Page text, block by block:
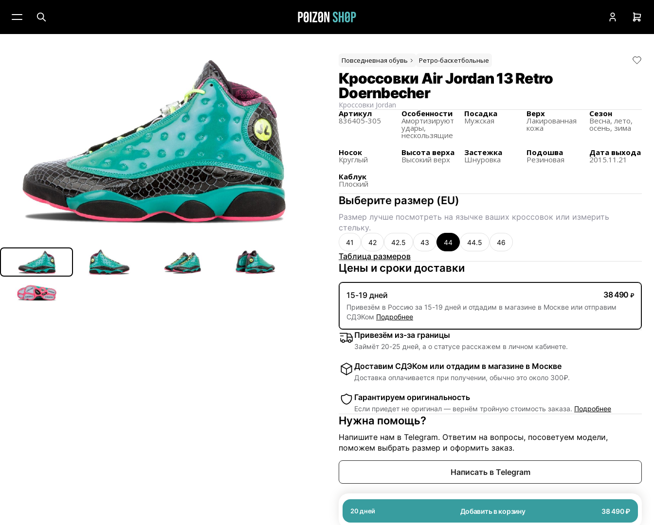
Повседневная обувь Ретро-баскетбольные
Кроссовки Air Jordan 13 Retro
Doernbecher
Кроссовки Jordan
Артикул
836405-305
Особенности
Амортизируют
удары,
нескользящиe
Посадка
Мужская
Верх
Лакированная
кожа
Сезон
Весна, лето,
осень, зима
Носок
Круглый
Высота верха
Высокий верх
Застежка
Шнуровка
Подошва
Резиновая
Дата выхода
2015.11.21
Каблук
Плоский
Выберите размер (EU)
Размер лучше посмотреть на язычке ваших кроссовок или измерить
стельку.
41 42 42.5 43 44 44.5 46
Таблица размеров
Цены и сроки доставки
15-19 дней 38 490 ₽
Привезём в Россию за 15-19 дней и отдадим в магазине в Москве или отправим
СДЭКом Подробнее
Привезём из-за границы
Займёт 20-25 дней, а о статусе расскажем в личном кабинете.
Доставим СДЭКом или отдадим в магазине в Москве
Доставка оплачивается при получении, обычно это около 300₽.
Гарантируем оригинальность
Если приедет не оригинал — вернём тройную стоимость заказа. Подробнее
Нужна помощь?
Напишите нам в Telegram. Ответим на вопросы, посоветуем модели,
поможем выбрать размер и оформить заказ.
Написать в Telegram
20дней Добавить в корзину 38 490 ₽